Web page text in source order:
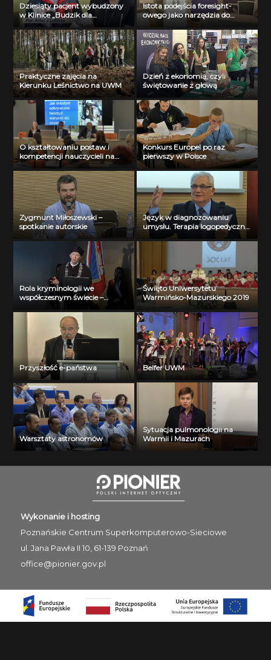
Dziesiąty pacjent wybudzony
w Klinice „Budzik dla
dorosłych”
Istota podejścia foresight-
owego jako narzędzia do
przewidywania przyszłości
Praktyczne zajęcia na
Kierunku Leśnictwo na UWM
Dzień z ekonomią, czyli
świętowanie z głową
O kształtowaniu postaw i
kompetencji nauczycieli na
UWM
Konkurs Europel po raz
pierwszy w Polsce
Zygmunt Miłoszewski –
spotkanie autorskie
Język w diagnozowaniu
umysłu. Terapia logopedyczna
a poznawcza i interakcyjna
Rola kryminologii we
współczesnym świecie –
wybrane kierunki badań
kryminologicznych
Święto Uniwersytetu
Warmińsko-Mazurskiego 2019
Przyszłość e-państwa Belfer UWM
Warsztaty astronomów
Sytuacja pulmonologii na
Warmii i Mazurach
Wykonanie i hosting
Poznańskie Centrum Superkomputerowo-Sieciowe
ul. Jana Pawła II 10, 61-139 Poznań
office@pionier.gov.pl